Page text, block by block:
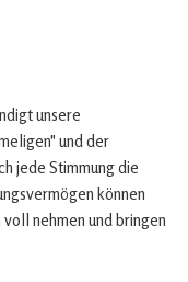
unsere
und der
jede Stimmung die
können
nehmen und bringen